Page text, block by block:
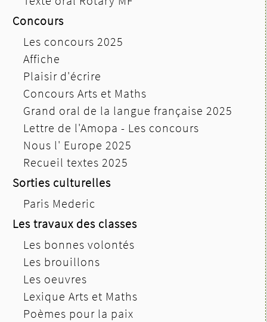
Concours
Les concours 2025
Affiche
Plaisir d'écrire
Concours Arts et Maths
Grand oral de la langue française 2025
Lettre de l'Amopa - Les concours
Nous l' Europe 2025
Recueil textes 2025
Sorties culturelles
Paris Mederic
Les travaux des classes
Les bonnes volontés
Les brouillons
Les oeuvres
Lexique Arts et Maths
Poèmes pour la paix